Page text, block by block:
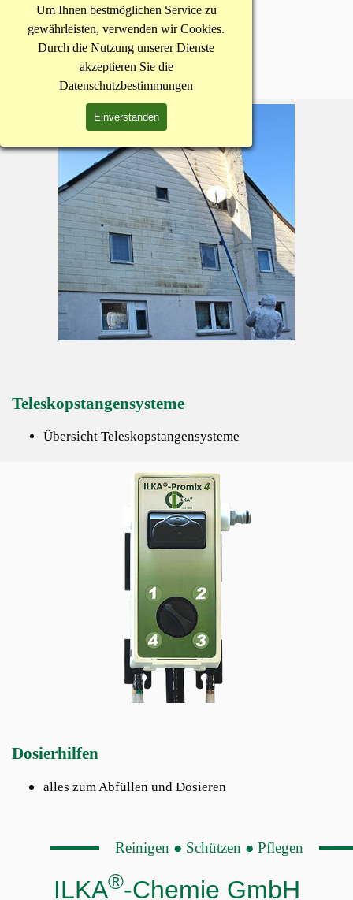
Um Ihnen bestmöglichen Service zu
gewährleisten, verwenden wir Cookies.
Durch die Nutzung unserer Dienste
akzeptieren Sie die
Datenschutzbestimmungen
Einverstanden
hier geht's zur Übersicht
Waschbürste
Schaumdrucksprüher
Teleskopstangensysteme
Übersicht Teleskopstangensysteme
Dosierhilfen
alles zum Abfüllen und Dosieren
Reinigen ● Schützen ● Pflegen
ILKA®-Chemie GmbH